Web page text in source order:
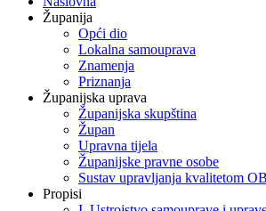
Županija
Opći dio
Lokalna samouprava
Znamenja
Priznanja
Županijska uprava
Županijska skupština
Župan
Upravna tijela
Županijske pravne osobe
Sustav upravljanja kvalitetom
Propisi